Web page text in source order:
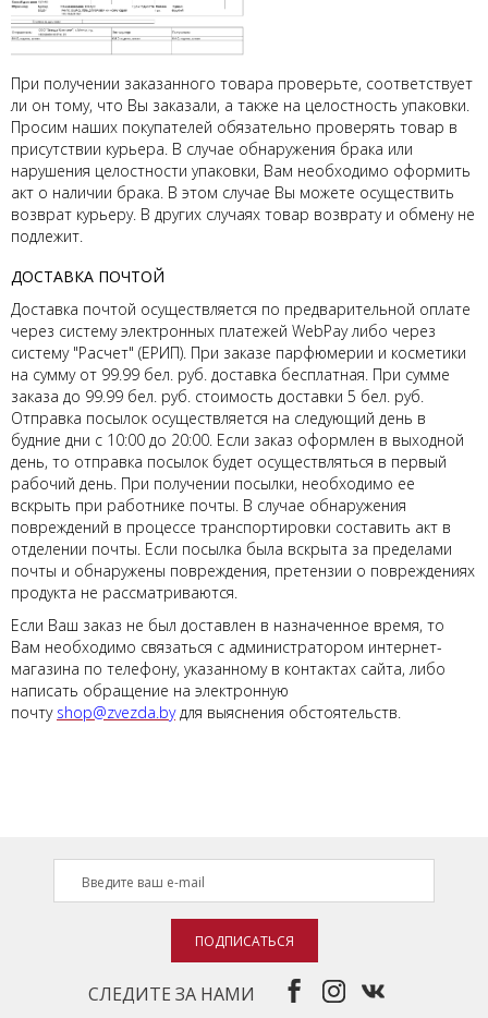
При получении заказанного товара проверьте, соответствует
ли он тому, что Вы заказали, а также на целостность упаковки.
Просим наших покупателей обязательно проверять товар в
присутствии курьера. В случае обнаружения брака или
нарушения целостности упаковки, Вам необходимо оформить
акт о наличии брака. В этом случае Вы можете осуществить
возврат курьеру. В других случаях товар возврату и обмену не
подлежит.
ДОСТАВКА ПОЧТОЙ
Доставка почтой осуществляется по предварительной оплате
через систему электронных платежей WebPay либо через
систему "Расчет" (ЕРИП). При заказе парфюмерии и косметики
на сумму от 99.99 бел. руб. доставка бесплатная. При сумме
заказа до 99.99 бел. руб. стоимость доставки 5 бел. руб.
Отправка посылок осуществляется на следующий день в
будние дни с 10:00 до 20:00. Если заказ оформлен в выходной
день, то отправка посылок будет осуществляться в первый
рабочий день. При получении посылки, необходимо ее
вскрыть при работнике почты. В случае обнаружения
повреждений в процессе транспортировки составить акт в
отделении почты. Если посылка была вскрыта за пределами
почты и обнаружены повреждения, претензии о повреждениях
продукта не рассматриваются.
Если Ваш заказ не был доставлен в назначенное время, то
Вам необходимо связаться с администратором интернет-
магазина по телефону, указанному в контактах сайта, либо
написать обращение на электронную
почту shop@zvezda.byдля выяснения обстоятельств.
СЛЕДИТЕ ЗА НАМИ
ПОДПИСАТЬСЯ